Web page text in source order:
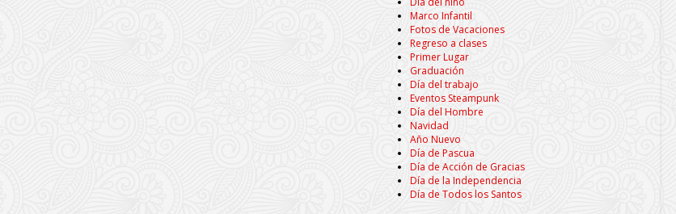
Marco Infantil
Fotos de Vacaciones
Regreso a clases
Primer Lugar
Graduación
Día del trabajo
Eventos Steampunk
Día del Hombre
Navidad
Año Nuevo
Día de Pascua
Día de Acción de Gracias
Día de la Independencia
Día de Todos los Santos